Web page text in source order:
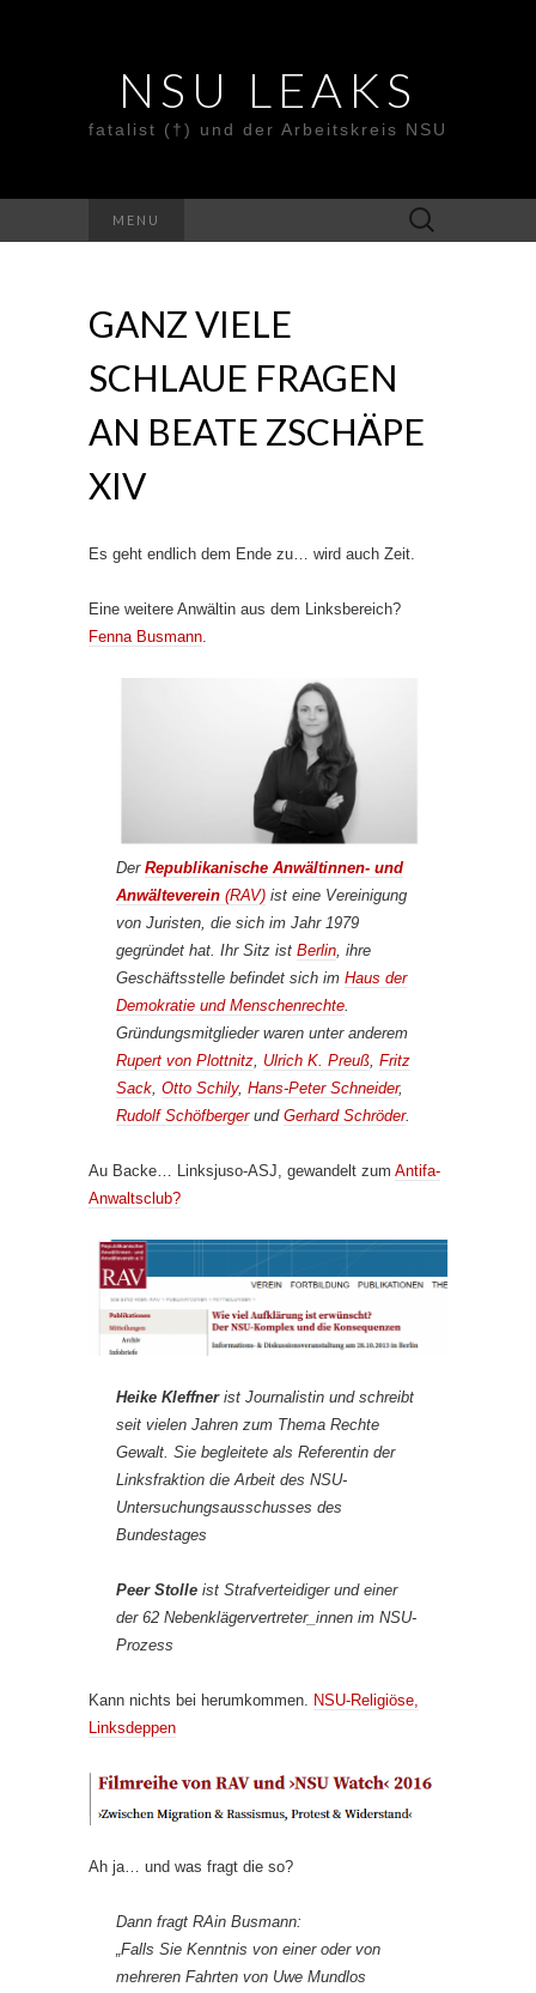
NSU LEAKS
fatalist (†) und der Arbeitskreis NSU
MENU
Suche
nach:
GANZ VIELE
SCHLAUE FRAGEN
AN BEATE ZSCHÄPE
XIV
Es geht endlich dem Ende zu… wird auch Zeit.
Eine weitere Anwältin aus dem Linksbereich?
Fenna Busmann.
Der Republikanische Anwältinnen- und
Anwälteverein (RAV) ist eine Vereinigung
von Juristen, die sich im Jahr 1979
gegründet hat. Ihr Sitz ist Berlin, ihre
Geschäftsstelle befindet sich im Haus der
Demokratie und Menschenrechte.
Gründungsmitglieder waren unter anderem
Rupert von Plottnitz, Ulrich K. Preuß, Fritz
Sack, Otto Schily, Hans-Peter Schneider,
Rudolf Schöfbergerund Gerhard Schröder.
Au Backe… Linksjuso-ASJ, gewandelt zum Antifa-
Anwaltsclub?
Heike Kleffnerist Journalistin und schreibt
seit vielen Jahren zum Thema Rechte
Gewalt. Sie begleitete als Referentin der
Linksfraktion die Arbeit des NSU-
Untersuchungsausschusses des
Bundestages
Peer Stolle ist Strafverteidiger und einer
der 62 Nebenklägervertreter_innen im NSU-
Prozess
Kann nichts bei herumkommen. NSU-Religiöse,
Linksdeppen
Ah ja… und was fragt die so?
Dann fragt RAin Busmann:
„Falls Sie Kenntnis von einer oder von
mehreren Fahrten von Uwe Mundlos